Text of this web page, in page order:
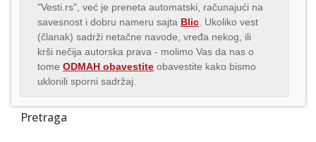
"Vesti.rs", već je preneta automatski, računajući na
savesnost i dobru nameru sajta Blic . Ukoliko vest
(članak) sadrži netačne navode, vređa nekog, ili
krši nečija autorska prava - molimo Vas da nas o
tome ODMAH obavestite obavestite kako bismo
uklonili sporni sadržaj.
Pretraga